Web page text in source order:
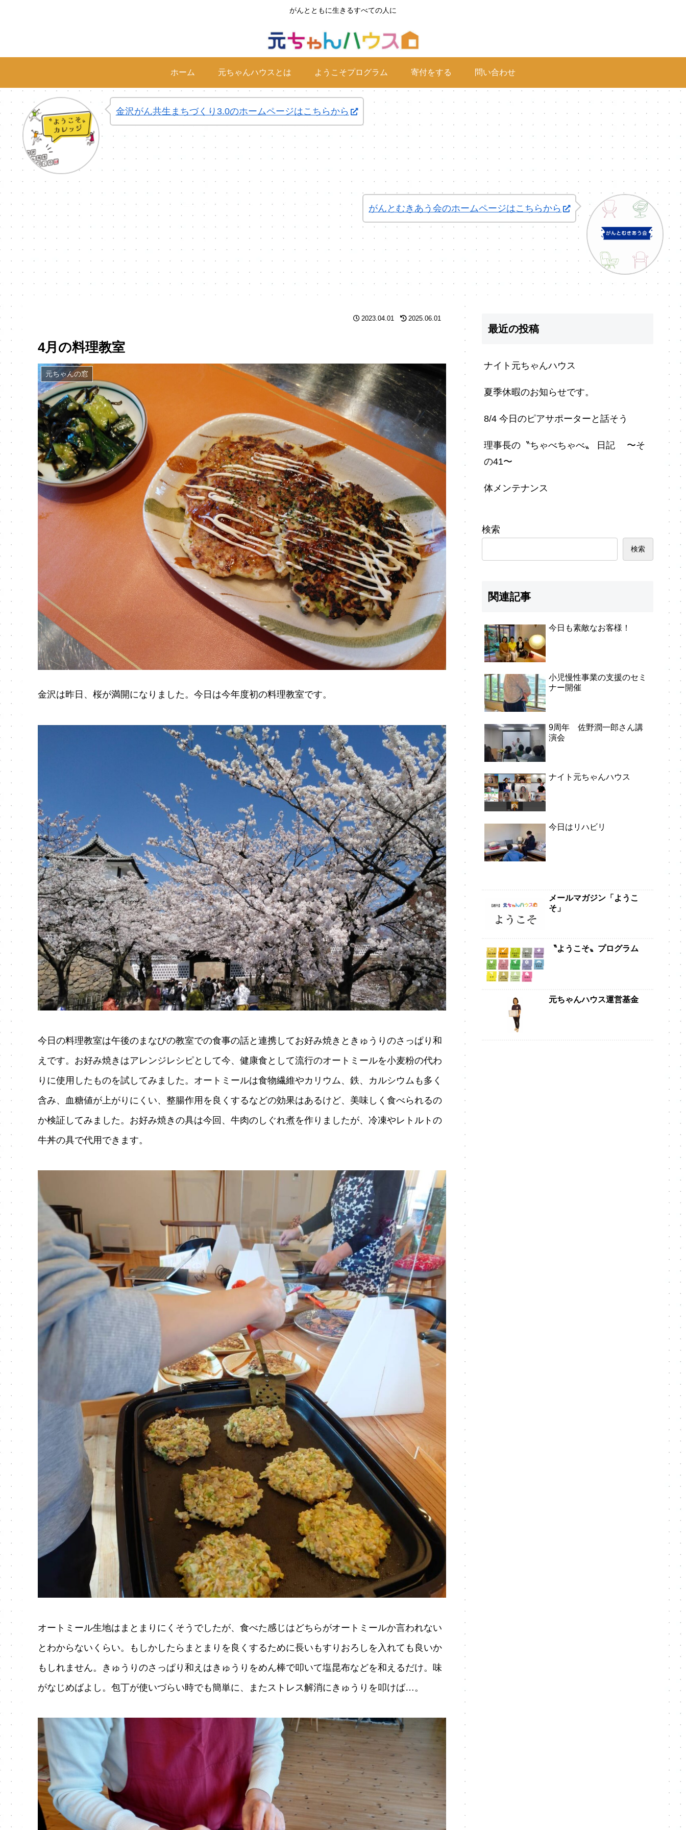
がんとともに生きるすべての人に
ホーム 元ちゃんハウスとは ようこそプログラム 寄付をする 問い合わせ
金沢がん共生まちづくり3.0のホームページはこちらから
がんとむきあう会のホームページはこちらから
4月の料理教室
元ちゃんの窓
2023.04.01 2025.06.01
金沢は昨日、桜が満開になりました。今日は今年度初の料理教室です。
今日の料理教室は午後のまなびの教室での食事の話と連携してお好み焼きときゅうりのさっぱり和
えです。お好み焼きはアレンジレシピとして今、健康食として流行のオートミールを小麦粉の代わ
りに使用したものを試してみました。オートミールは食物繊維やカリウム、鉄、カルシウムも多く
含み、血糖値が上がりにくい、整腸作用を良くするなどの効果はあるけど、美味しく食べられるの
か検証してみました。お好み焼きの具は今回、牛肉のしぐれ煮を作りましたが、冷凍やレトルトの
牛丼の具で代用できます。
オートミール生地はまとまりにくそうでしたが、食べた感じはどちらがオートミールか言われない
とわからないくらい。もしかしたらまとまりを良くするために長いもすりおろしを入れても良いか
もしれません。きゅうりのさっぱり和えはきゅうりをめん棒で叩いて塩昆布などを和えるだけ。味
がなじめばよし。包丁が使いづらい時でも簡単に、またストレス解消にきゅうりを叩けば…。
最近の投稿
ナイト元ちゃんハウス
夏季休暇のお知らせです。
8/4 今日のピアサポーターと話そう
理事長の〝ちゃべちゃべ〟 日記 〜そ
の41〜
体メンテナンス
検索
検索
関連記事
今日も素敵なお客様！
小児慢性事業の支援のセミ
ナー開催
9周年 佐野潤一郎さん講
演会
ナイト元ちゃんハウス
今日はリハビリ
メールマガジン「ようこ
そ」
〝ようこそ〟プログラム
元ちゃんハウス運営基金